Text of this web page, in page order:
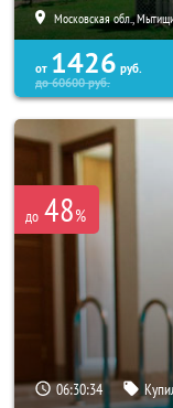
Московская обл.,
от 1426 руб.
до60600руб.
до 48%
06:30:34